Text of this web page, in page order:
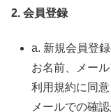
2. 会員登録
a. 新規会員登
お名前、メー
利用規約に同
メールでの確